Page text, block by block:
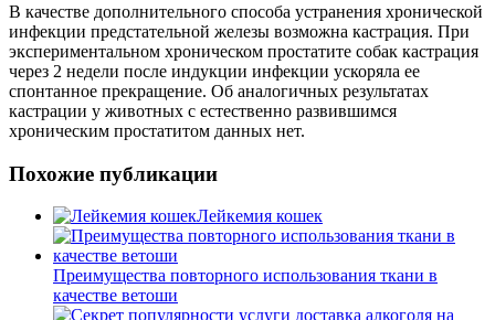
В качестве дополнительного способа устранения хронической
инфекции предстательной железы возможна кастрация. При
экспериментальном хроническом простатите собак кастрация
через 2 недели после индукции инфекции ускоряла ее
спонтанное прекращение. Об аналогичных результатах
кастрации у животных с естественно развившимся
хроническим простатитом данных нет.
Похожие публикации
Лейкемия кошек
Преимущества повторного использования ткани в
качестве ветоши